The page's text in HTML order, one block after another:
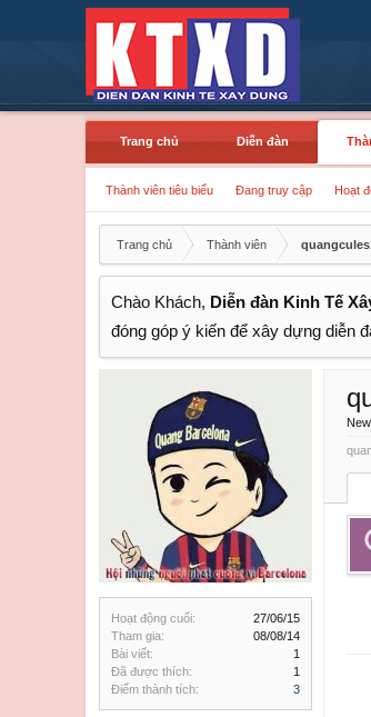
Trang chủ
Diễn đàn
Thành viên tiêu biểu Đang truy cập Hoạt
Trang chủ Thành viên
Chào Khách, Diễn đàn Kinh Tế
đóng góp ý kiến để xây dựng diễn
Hoạt động cuối:
27/06/15
Tham gia:
08/08/14
Bài viết:
1
Đã được thích:
1
Điểm thành tích:
3